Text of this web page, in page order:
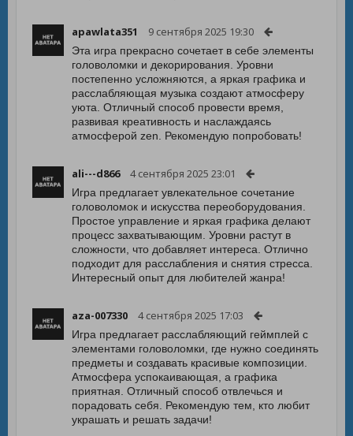
apawlata351 9 сентября 2025 19:30
Эта игра прекрасно сочетает в себе элементы
головоломки и декорирования. Уровни
постепенно усложняются, а яркая графика и
расслабляющая музыка создают атмосферу
уюта. Отличный способ провести время,
развивая креативность и наслаждаясь
атмосферой zen. Рекомендую попробовать!
ali---d866 4 сентября 2025 23:01
Игра предлагает увлекательное сочетание
головоломок и искусства переоборудования.
Простое управление и яркая графика делают
процесс захватывающим. Уровни растут в
сложности, что добавляет интереса. Отлично
подходит для расслабления и снятия стресса.
Интересный опыт для любителей жанра!
aza-007330 4 сентября 2025 17:03
Игра предлагает расслабляющий геймплей с
элементами головоломки, где нужно соединять
предметы и создавать красивые композиции.
Атмосфера успокаивающая, а графика
приятная. Отличный способ отвлечься и
порадовать себя. Рекомендую тем, кто любит
украшать и решать задачи!